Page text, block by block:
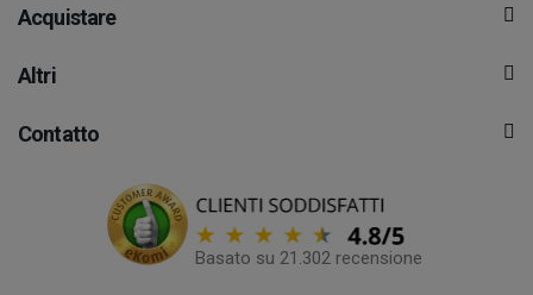
Acquistare
Altri
Contatto
Basato su 21.302 recensione